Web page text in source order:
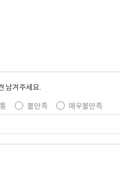
남겨주세요.
불만족
매우불만족